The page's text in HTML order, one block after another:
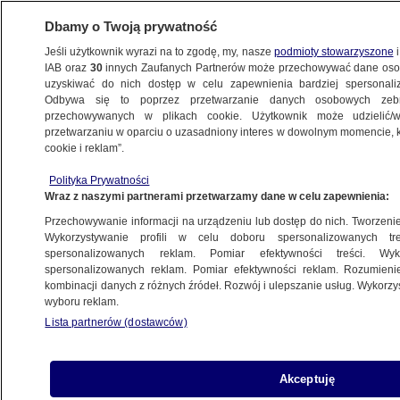
Powodzie w stanie Kentucky
Źródło:2025 Cable News Network All Rights Reserved
Dbamy o Twoją prywatność
Jeśli użytkownik wyrazi na to zgodę, my, nasze podmioty stowarzyszone
IAB oraz 30innych Zaufanych Partnerów może przechowywać dane
uzyskiwać do nich dostęp w celu zapewnienia bardziej
Odbywa się to poprzez przetwarzanie danych osobowych
przechowywanych w plikach cookie. Użytkownik może
przetwarzaniu w oparciu o uzasadniony interes w dowolnym momencie,
cookie i reklam”.
Polityka Prywatności
Wraz z naszymi partnerami przetwarzamy dane w celu zapewnienia:
Przechowywanie informacji na urządzeniu lub dostęp do nich.
Wykorzystywanie profili w celu doboru spersonalizowanych
spersonalizowanych reklam. Pomiar efektywności treści.
spersonalizowanych reklam. Pomiar efektywności reklam.
kombinacji danych z różnych źródeł. Rozwój i ulepszanie usług.
wyboru reklam.
Lista partnerów (dostawców)
Akceptuję